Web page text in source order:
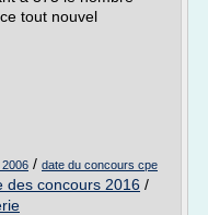
tout nouvel
/ date du concours cpe
des concours 2016 /